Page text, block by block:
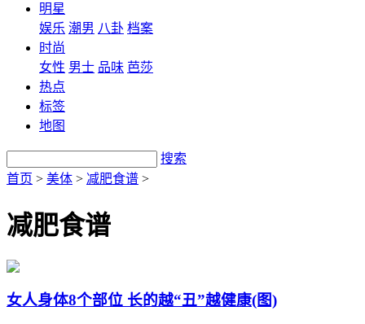
明星
娱乐 潮男 八卦 档案
时尚
女性 男士 品味 芭莎
热点
标签
地图
搜索
首页 > 美体 > 减肥食谱 >
减肥食谱
女人身体8个部位 长的越“丑”越健康(图)